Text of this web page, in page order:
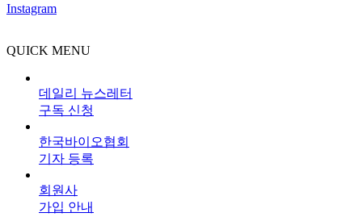
Instagram
QUICK MENU
데일리 뉴스레터
구독 신청
한국바이오협회
기자 등록
회원사
가입 안내